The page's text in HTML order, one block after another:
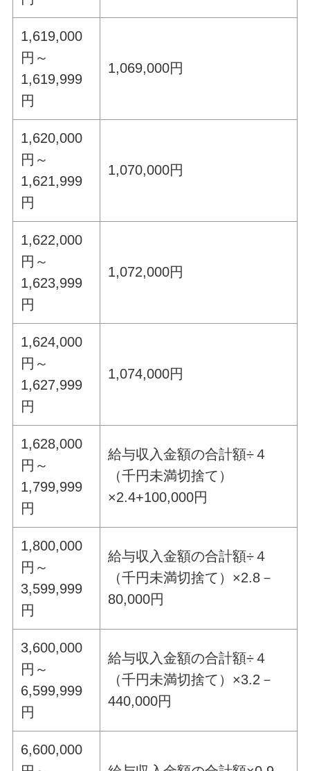
1,619,000
円～
1,619,999
円
1,069,000円
1,620,000
円～
1,621,999
円
1,070,000円
1,622,000
円～
1,623,999
円
1,072,000円
1,624,000
円～
1,627,999
円
1,074,000円
1,628,000
円～
1,799,999
円
給与収入金額の合計額÷４
（千円未満切捨て）
×2.4+100,000円
1,800,000
円～
3,599,999
円
給与収入金額の合計額÷４
（千円未満切捨て）×2.8－
80,000円
3,600,000
円～
6,599,999
円
給与収入金額の合計額÷４
（千円未満切捨て）×3.2－
440,000円
6,600,000